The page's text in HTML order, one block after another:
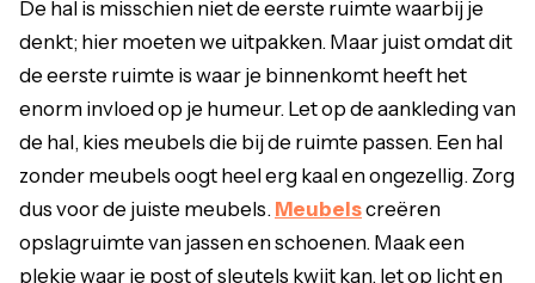
De hal is misschien niet de eerste ruimte waarbij je
denkt; hier moeten we uitpakken. Maar juist omdat dit
de eerste ruimte is waar je binnenkomt heeft het
enorm invloed op je humeur. Let op de aankleding van
de hal, kies meubels die bij de ruimte passen. Een hal
zonder meubels oogt heel erg kaal en ongezellig. Zorg
dus voor de juiste meubels. Meubelscreëren
opslagruimte van jassen en schoenen. Maak een
plekje waar je post of sleutels kwijt kan, let op licht en